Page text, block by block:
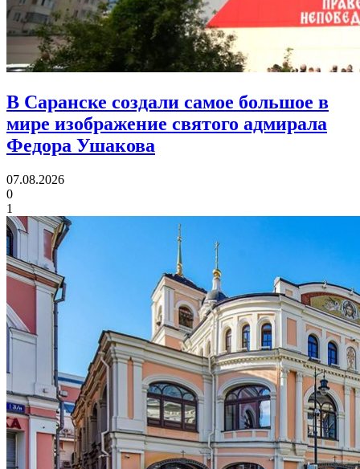
В Саранске создали самое большое в
мире изображение святого адмирала
Федора Ушакова
07.08.2026
0
1